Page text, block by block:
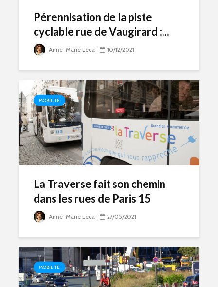
Pérennisation de la piste
cyclable rue de Vaugirard :...
Anne-Marie Leca 10/12/2021
MOBILITÉ
La Traverse fait son chemin
dans les rues de Paris 15
Anne-Marie Leca 27/05/2021
MOBILITÉ